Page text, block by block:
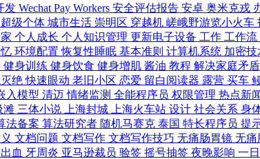
发 Wechat Pay Workers 安全评估报告 安卓 奥米克戎
超级个体 城市生活 崇明区 穿越机 嵯峨野游览小火车
个人成长 个人知识管理 更新电子设备 工作 工作流
环境配置恢复性睡眠 基本准则 计算机系统 加密技
健身训练 健身饮食 健身增肌 酱油 教程 解决家庭矛盾
绝快速眼动 老旧小区 恋爱 留白阅读器 露营 买车
入模型 清迈情绪监测 全能程序员 权限管理 热点新
滩 三体小说 上海封城 上海火车站 设计 社会关系 身
法备案 算法研究者 随机马赛克 泰国 特长程序员 提
文档问题 文档写作 文档写作技巧 无痛肠胃镜 无痛
血 牙周炎 亚马逊裁员 验签 摇号抽签 夜晚影响 一